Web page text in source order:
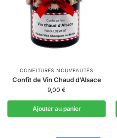
CONFITURES NOUVEAUTÉS
Confit de Vin Chaud d’Alsace
9,00 €
Ajouter au panier